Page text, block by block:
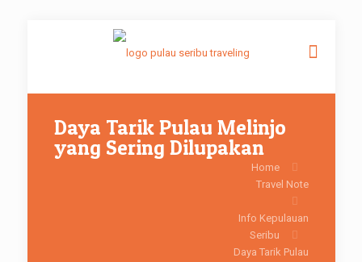
Daya Tarik Pulau Melinjo
yang Sering Dilupakan
Home
Travel Note
Info Kepulauan
Seribu
Daya Tarik Pulau